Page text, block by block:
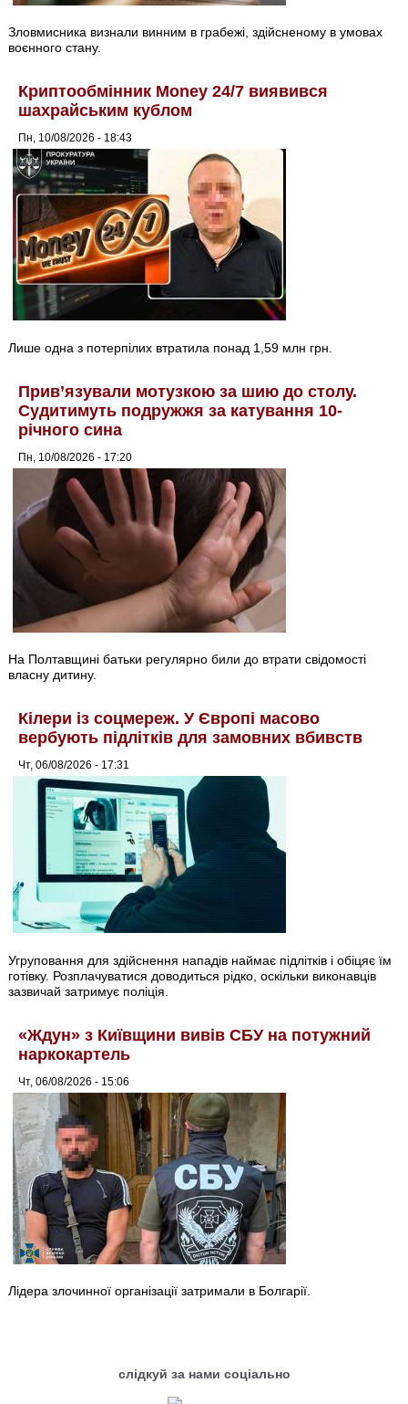
Зловмисника визнали винним в грабежі, здійсненому в умовах
воєнного стану.
Криптообмінник Money 24/7 виявився
шахрайським кублом
Пн, 10/08/2026 - 18:43
Лише одна з потерпілих втратила понад 1,59 млн грн.
Прив’язували мотузкою за шию до столу.
Судитимуть подружжя за катування 10-
річного сина
Пн, 10/08/2026 - 17:20
На Полтавщині батьки регулярно били до втрати свідомості
власну дитину.
Кілери із соцмереж. У Європі масово
вербують підлітків для замовних вбивств
Чт, 06/08/2026 - 17:31
Угруповання для здійснення нападів наймає підлітків і обіцяє їм
готівку. Розплачуватися доводиться рідко, оскільки виконавців
зазвичай затримує поліція.
«Ждун» з Київщини вивів СБУ на потужний
наркокартель
Чт, 06/08/2026 - 15:06
Лідера злочинної організації затримали в Болгарії.
слідкуй за нами соціально